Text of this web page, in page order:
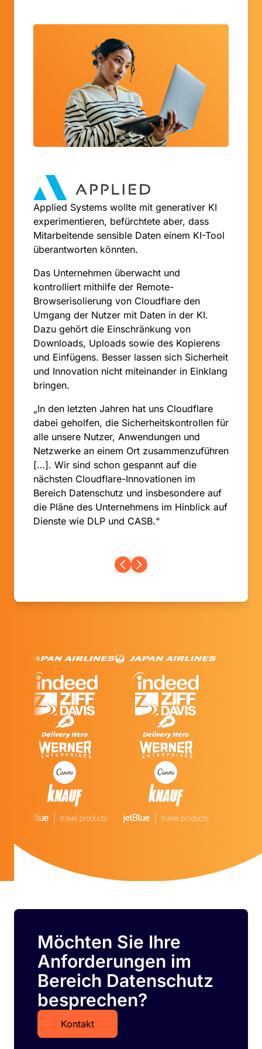
Applied Systems wollte mit generativer KI
experimentieren, befürchtete aber, dass
Mitarbeitende sensible Daten einem KI-Tool
überantworten könnten.
Das Unternehmen überwacht und
kontrolliert mithilfe der Remote-
Browserisolierung von Cloudflare den
Umgang der Nutzer mit Daten in der KI.
Dazu gehört die Einschränkung von
Downloads, Uploads sowie des Kopierens
und Einfügens. Besser lassen sich Sicherheit
und Innovation nicht miteinander in Einklang
bringen.
„In den letzten Jahren hat uns Cloudflare
dabei geholfen, die Sicherheitskontrollen für
alle unsere Nutzer, Anwendungen und
Netzwerke an einem Ort zusammenzuführen
[…]. Wir sind schon gespannt auf die
nächsten Cloudflare-Innovationen im
Bereich Datenschutz und insbesondere auf
die Pläne des Unternehmens im Hinblick auf
Dienste wie DLP und CASB.“
Möchten Sie Ihre
Anforderungen im
Bereich Datenschutz
besprechen?
Kontakt